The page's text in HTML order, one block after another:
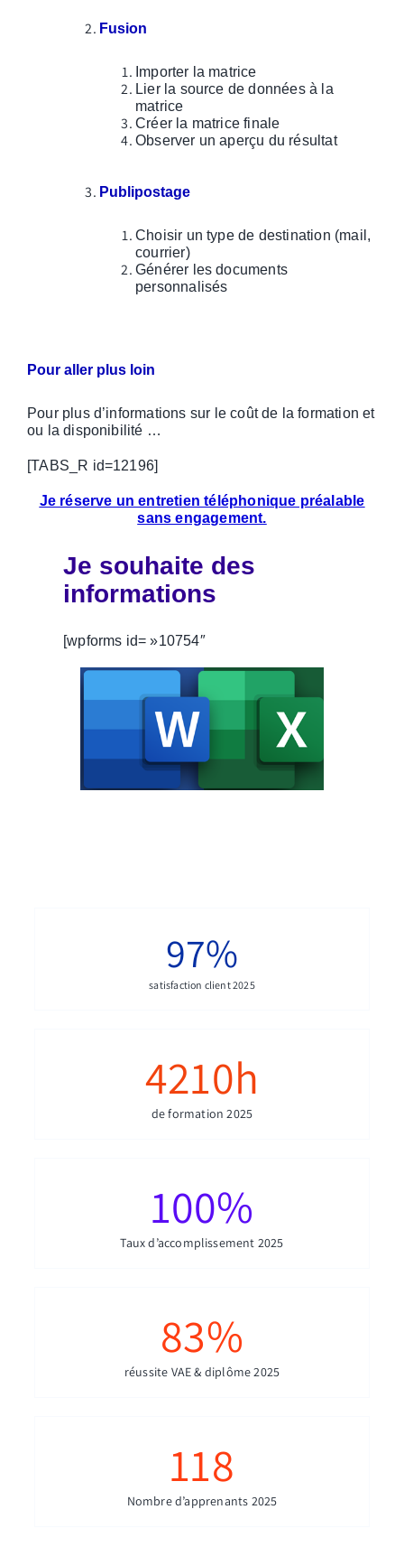
Fusion
Importer la matrice
Lier la source de données à la
matrice
Créer la matrice finale
Observer un aperçu du résultat
Publipostage
Choisir un type de destination (mail,
courrier)
Générer les documents
personnalisés
Pour aller plus loin
Pour plus d’informations sur le coût de la formation et
ou la disponibilité …
[TABS_R id=12196]
Jeréserve un entretien téléphonique préalable
sans engagement.
Je souhaite des
informations
[wpforms id= »10754″
97%
satisfaction client 2025
4210h
de formation 2025
100%
Taux d’accomplissement 2025
83%
réussite VAE & diplôme 2025
118
Nombre d’apprenants 2025